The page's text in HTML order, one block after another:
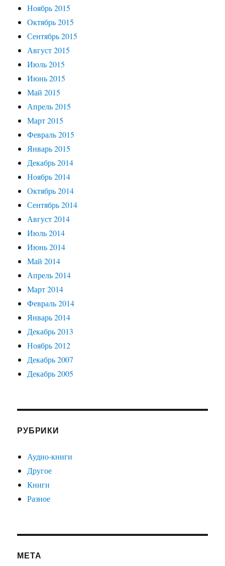
Ноябрь 2015
Октябрь 2015
Сентябрь 2015
Август 2015
Июль 2015
Июнь 2015
Май 2015
Апрель 2015
Март 2015
Февраль 2015
Январь 2015
Декабрь 2014
Ноябрь 2014
Октябрь 2014
Сентябрь 2014
Август 2014
Июль 2014
Июнь 2014
Май 2014
Апрель 2014
Март 2014
Февраль 2014
Январь 2014
Декабрь 2013
Ноябрь 2012
Декабрь 2007
Декабрь 2005
РУБРИКИ
Аудио-книги
Другое
Книги
Разное
МЕТА